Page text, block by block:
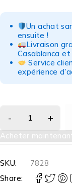
Un achat
ensuite !
Livraison
Casablanca
Service
expérience
Acheter
SKU:
7828
Share: